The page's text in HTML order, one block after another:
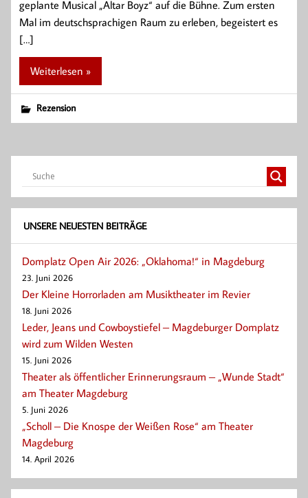
geplante Musical „Altar Boyz“ auf die Bühne. Zum ersten
Mal im deutschsprachigen Raum zu erleben, begeistert es
[…]
Weiterlesen »
Rezension
UNSERE NEUESTEN BEITRÄGE
Domplatz Open Air 2026: „Oklahoma!“ in Magdeburg
23. Juni 2026
Der Kleine Horrorladen am Musiktheater im Revier
18. Juni 2026
Leder, Jeans und Cowboystiefel – Magdeburger Domplatz
wird zum Wilden Westen
15. Juni 2026
Theater als öffentlicher Erinnerungsraum – „Wunde Stadt“
am Theater Magdeburg
5. Juni 2026
„Scholl – Die Knospe der Weißen Rose“ am Theater
Magdeburg
14. April 2026